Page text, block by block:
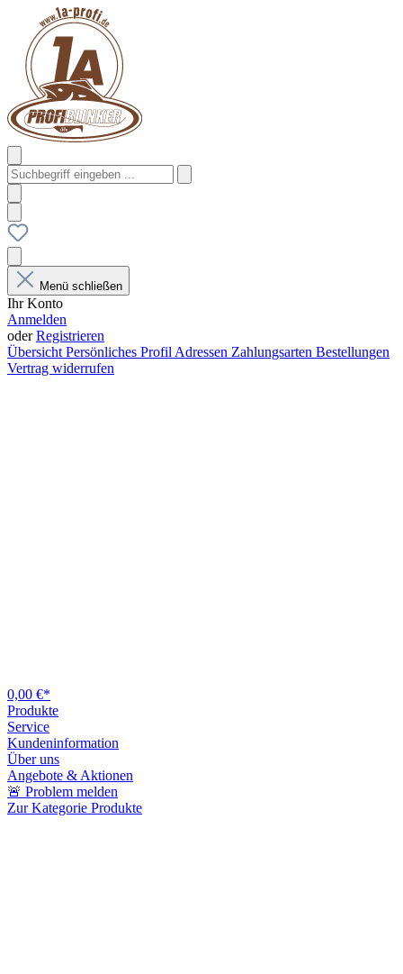
Menü schließen
Ihr Konto
Anmelden
oderRegistrieren
Übersicht Persönliches Profil Adressen Zahlungsarten Bestellungen
Vertrag widerrufen
0,00 €*
Produkte
Service
Kundeninformation
Über uns
Angebote & Aktionen
🚨 Problem melden
Zur Kategorie Produkte